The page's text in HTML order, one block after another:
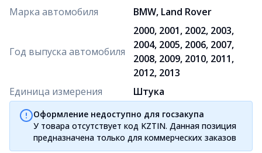
Марка автомобиля
BMW, Land Rover
Год выпуска автомобиля
2000, 2001, 2002, 2003,
2004, 2005, 2006, 2007,
2008, 2009, 2010, 2011,
2012, 2013
Единица измерения
Штука
Оформление недоступно для госзакупа
У товара отсутствует код KZTIN. Данная позиция
предназначена только для коммерческих заказов